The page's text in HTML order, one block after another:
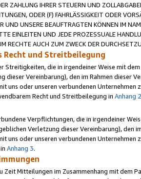
ZAHLUNG IHRER STEUERN UND
ODER (F) FAHRLÄSSIGKEIT ODER
UND UNSERE BEAUFTRAGTEN KÖNNEN IM
EINLEITEN UND JEDE PROZESSUALE
RECHTE AUCH ZUM ZWECK DER
Recht und Streitbeilegung
Streitigkeiten, die in irgendeiner Weise mit
dieser Vereinbarung), den im Rahmen dieser
uns oder unseren verbundenen
Recht und Streitbeilegung in Anhang 2
Verpflichtungen, die in irgendeiner
Verletzung dieser Vereinbarung), den
uns oder unseren verbundenen
Anhang 3.
Zeit Mitteilungen im Zusammenhang mit dem